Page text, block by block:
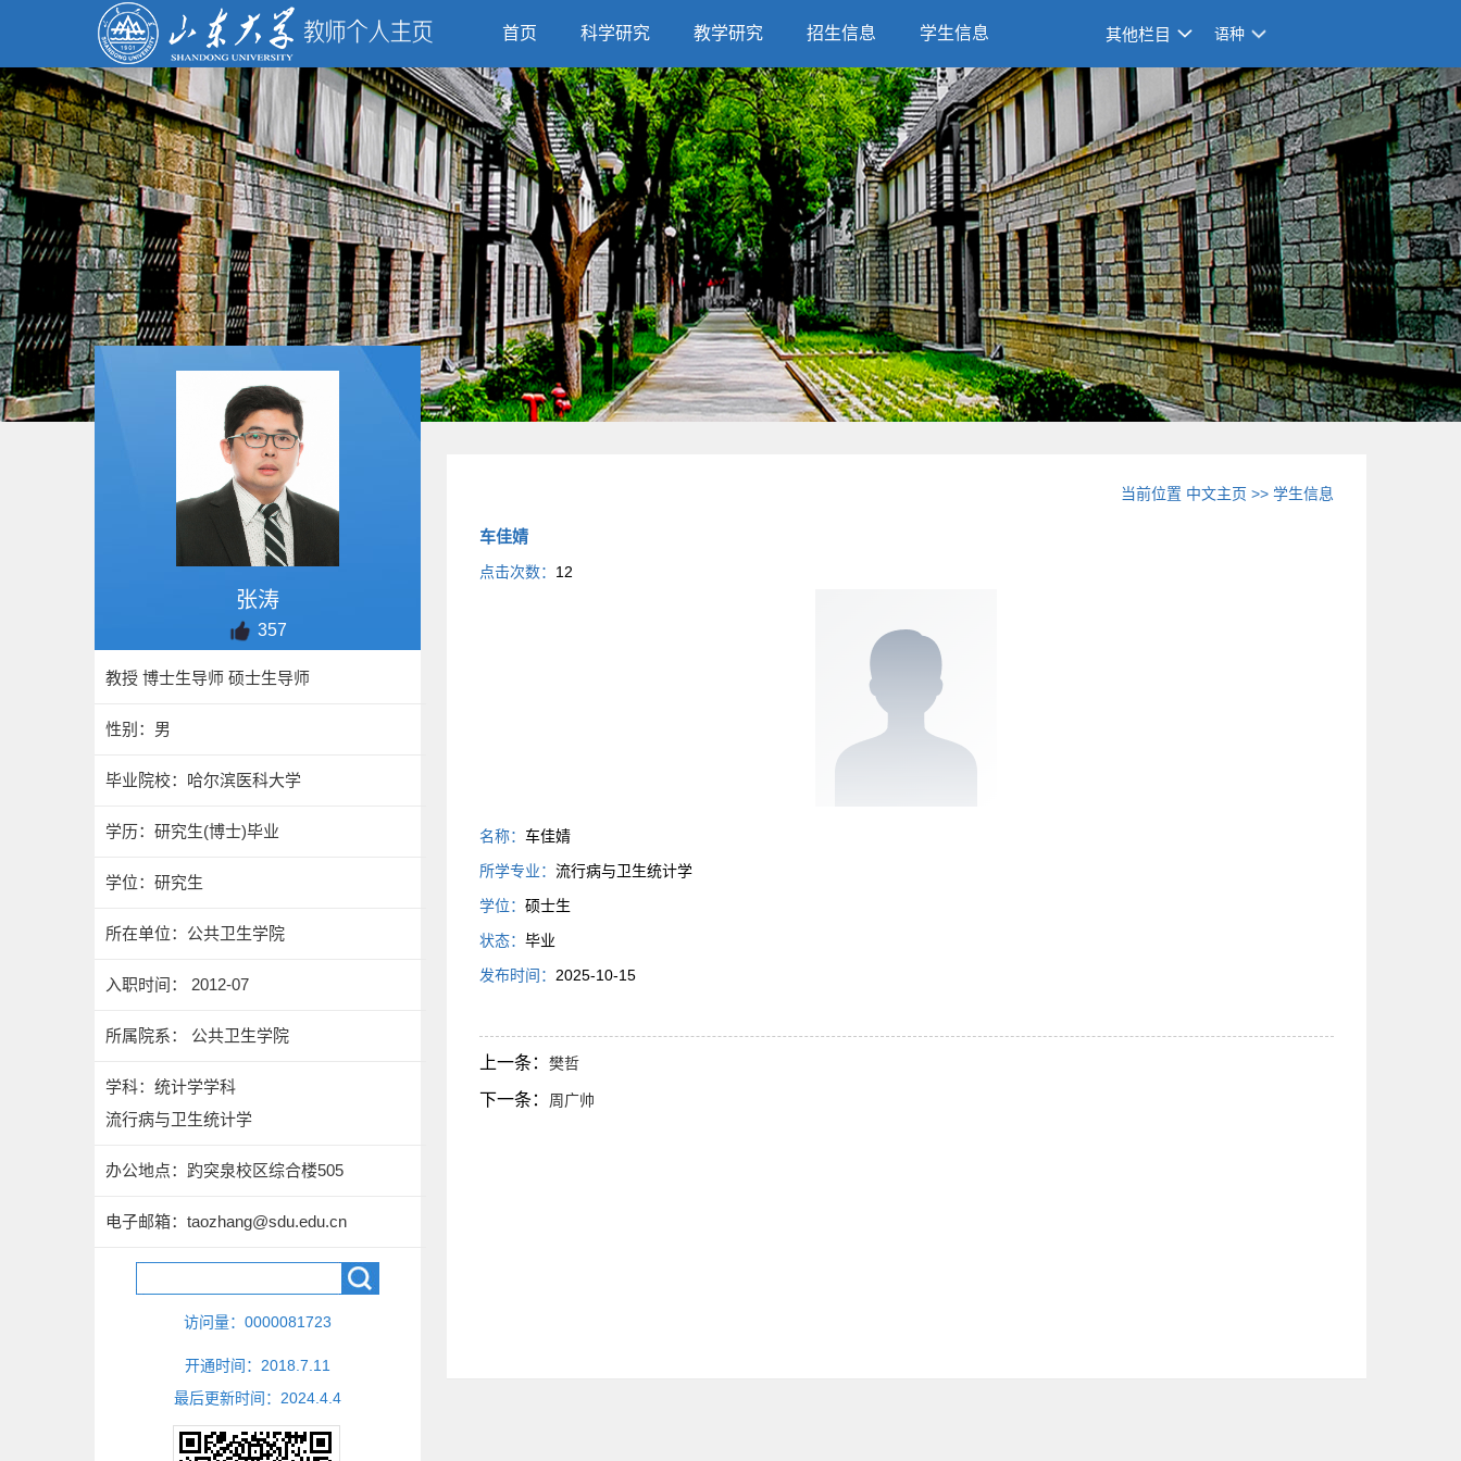
首页 科学研究 教学研究 招生信息 学生信息 其他栏目 语种
张涛
357
教授 博士生导师 硕士生导师
性别：男
毕业院校：哈尔滨医科大学
学历：研究生(博士)毕业
学位：研究生
所在单位：公共卫生学院
入职时间： 2012-07
所属院系： 公共卫生学院
学科：统计学学科
流行病与卫生统计学
办公地点：趵突泉校区综合楼505
电子邮箱： taozhang@sdu.edu.cn
访问量： 0000081723
开通时间： 2018 7 11
最后更新时间： 2024 4 4
当前位置 中文主页 >>学生信息
车佳婧
点击次数： 12
名称： 车佳婧
所学专业： 流行病与卫生统计学
学位： 硕士生
状态： 毕业
发布时间： 2025-10-15
上一条： 樊哲
下一条： 周广帅